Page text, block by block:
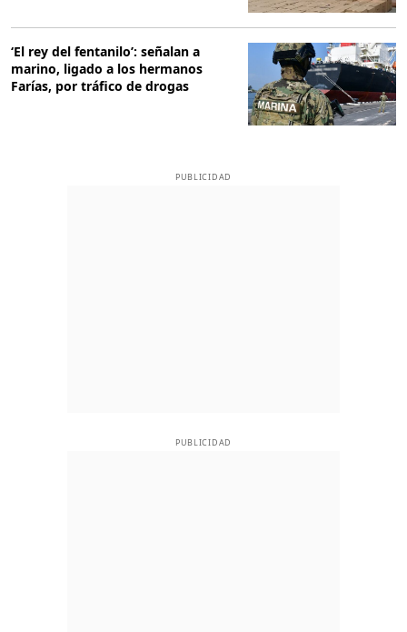
‘El rey del fentanilo’: señalan a
marino, ligado a los hermanos
Farías, por tráfico de drogas
PUBLICIDAD
PUBLICIDAD